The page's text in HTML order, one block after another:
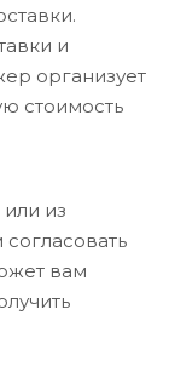
и
организует
стоимость
из
вам